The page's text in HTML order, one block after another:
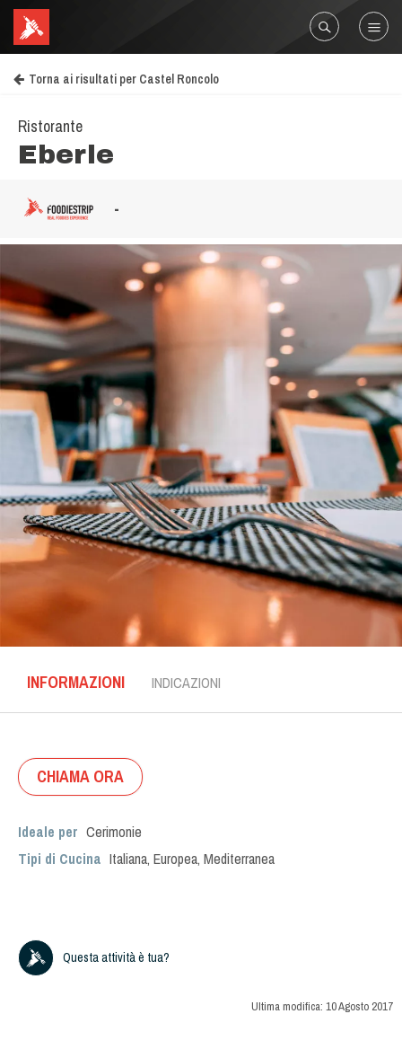
Torna ai risultati per Castel Roncolo
Ristorante
Eberle
-
INFORMAZIONI INDICAZIONI
CHIAMA ORA
Ideale per Cerimonie
Tipi di Cucina Italiana, Europea, Mediterranea
Questa attività è tua?
Ultima modifica: 10 Agosto 2017